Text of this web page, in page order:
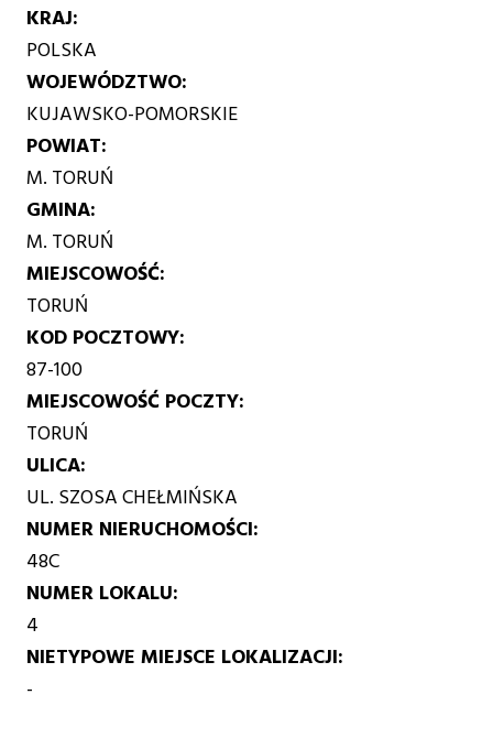
KRAJ
POLSKA
WOJEWÓDZTWO
KUJAWSKO-POMORSKIE
POWIAT
M. TORUŃ
GMINA
M. TORUŃ
MIEJSCOWOŚĆ
TORUŃ
KOD POCZTOWY
87-100
MIEJSCOWOŚĆ POCZTY
TORUŃ
ULICA
UL. SZOSA CHEŁMIŃSKA
NUMER NIERUCHOMOŚCI
48C
NUMER LOKALU
4
NIETYPOWE MIEJSCE LOKALIZACJI
-